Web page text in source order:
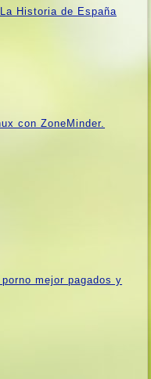
Historia de España
con ZoneMinder.
mejor pagados y